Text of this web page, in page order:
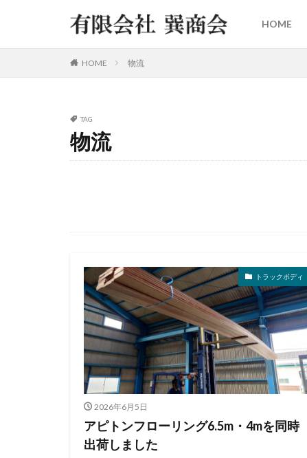
HOME
HOME 物流
TAG
物流
トラックボディ
2026年6月5日
アピトンフローリング6.5m・4mを同時
出荷しました